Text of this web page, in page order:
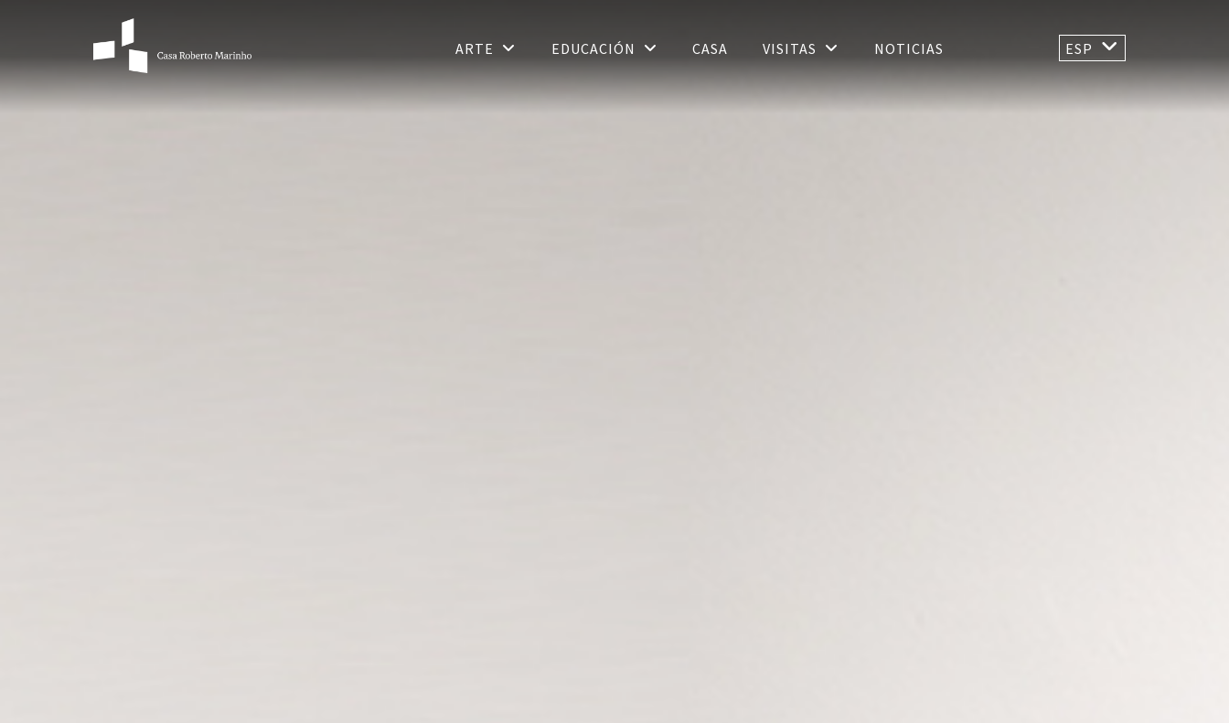
ARTE EDUCACIÓN CASA VISITAS NOTICIAS ESP